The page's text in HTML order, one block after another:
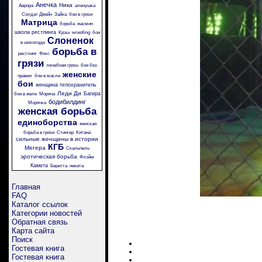
Аврора Анечка Ника аленушка
Солдат Джейн Зайка бои в грязи
Матрица борьба жасмин
школа рестлинга Крэш wrestling бои
в шоколаде Слоненок
рестлинг Фокс борьба в
грязи лечебная грязь бои без
правил бои в масле женские
бои женщина телохранитель
бои в желе Моряча Леди Ди Багира
Морячка бодибилдинг
женская борьба
единоборства женская
борьба в грязи Стингер Китана
сильные женщины в истории
Мегера КГБ Скальпель
эротическая борьба Флэйм
Камета Беретта никита
Главная
FAQ
Каталог ссылок
Категории новостей
Обратная связь
Карта сайта
Поиск
Гостевая книга
Гостевая книга